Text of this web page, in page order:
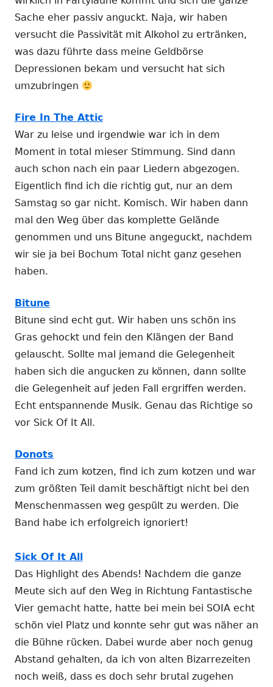
Sache eher passiv anguckt. Naja, wir haben
versucht die Passivität mit Alkohol zu ertränken,
was dazu führte dass meine Geldbörse
Depressionen bekam und versucht hat sich
umzubringen
Fire In The Attic
War zu leise und irgendwie war ich in dem
Moment in total mieser Stimmung. Sind dann
auch schon nach ein paar Liedern abgezogen.
Eigentlich find ich die richtig gut, nur an dem
Samstag so gar nicht. Komisch. Wir haben dann
mal den Weg über das komplette Gelände
genommen und uns Bitune angeguckt, nachdem
wir sie ja bei Bochum Total nicht ganz gesehen
haben.
Bitune
Bitune sind echt gut. Wir haben uns schön ins
Gras gehockt und fein den Klängen der Band
gelauscht. Sollte mal jemand die Gelegenheit
haben sich die angucken zu können, dann sollte
die Gelegenheit auf jeden Fall ergriffen werden.
Echt entspannende Musik. Genau das Richtige so
vor Sick Of It All.
Donots
Fand ich zum kotzen, find ich zum kotzen und war
zum größten Teil damit beschäftigt nicht bei den
Menschenmassen weg gespült zu werden. Die
Band habe ich erfolgreich ignoriert!
Sick Of It All
Das Highlight des Abends! Nachdem die ganze
Meute sich auf den Weg in Richtung Fantastische
Vier gemacht hatte, hatte bei mein bei SOIA echt
schön viel Platz und konnte sehr gut was näher an
die Bühne rücken. Dabei wurde aber noch genug
Abstand gehalten, da ich von alten Bizarrezeiten
noch weiß, dass es doch sehr brutal zugehen